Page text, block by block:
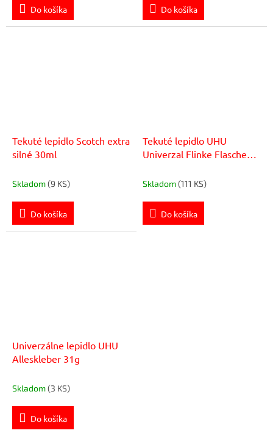
Do košíka Do košíka
Tekuté lepidlo Scotch extra
silné 30ml
Skladom(9 KS)
Do košíka
Tekuté lepidlo UHU
Univerzal Flinke Flasche
Skladom(111 KS)
Do košíka
Univerzálne lepidlo UHU
Alleskleber 31g
Skladom(3 KS)
Do košíka